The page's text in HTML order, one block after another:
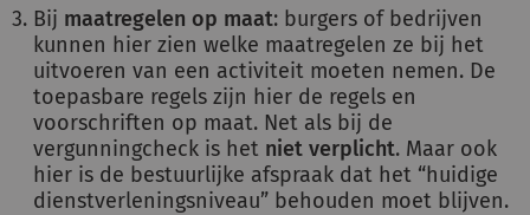
Bij maatregelen op maat: burgers of bedrijven
kunnen hier zien welke maatregelen ze bij het
uitvoeren van een activiteit moeten nemen. De
toepasbare regels zijn hier de regels en
voorschriften op maat. Net als bij de
vergunningcheck is het niet verplicht. Maar ook
hier is de bestuurlijke afspraak dat het “huidige
dienstverleningsniveau” behouden moet blijven.